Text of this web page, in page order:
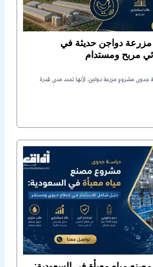
دواجن حديثة في
مربح ومستدام
جدوى مشروع مزرعة دواجن، لأنها تحدد مدى قدرة